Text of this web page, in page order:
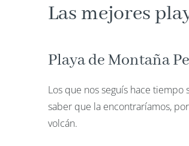
Las mejores
Playa de Montaña
Los que nos seguís hace
saber que la encontraríamos,
volcán.